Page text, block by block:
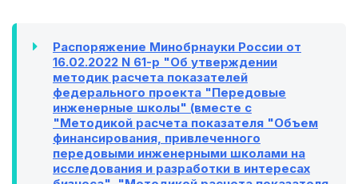
Распоряжение Минобрнауки России от
16.02.2022 N 61-р "Об утверждении
методик расчета показателей
федерального проекта "Передовые
инженерные школы" (вместе с
"Методикой расчета показателя "Объем
финансирования, привлеченного
передовыми инженерными школами на
исследования и разработки в интересах